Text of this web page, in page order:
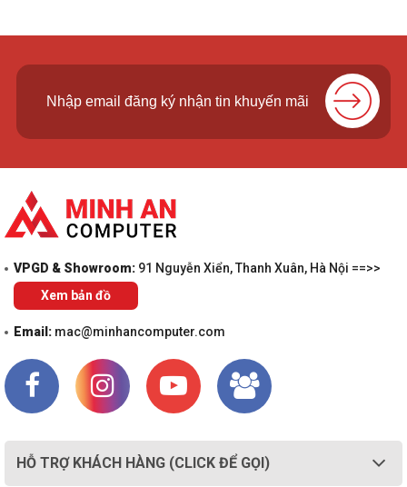
VPGD & Showroom: 91 Nguyễn Xiển, Thanh Xuân, Hà Nội ==>>
Xem bản đồ
Email: mac@minhancomputer.com
HỖ TRỢ KHÁCH HÀNG (CLICK ĐỂ GỌI)